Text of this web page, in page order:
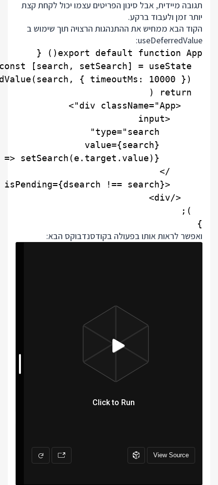
תגובה מיידית, אבל סינון הפריטים עצמו יכול לקחת קצת
יותר זמן ולעבוד ברקע.
הקוד הבא ממחיש את ההתנהגות הרצויה תוך שימוש ב
useDeferredValue:
}
ואפשר לראות אותו בפעולה בקודסנדבוקס הבא: